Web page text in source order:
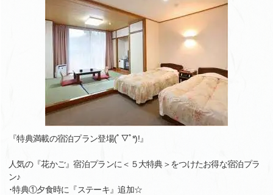
『特典満載の宿泊プラン登場(ﾟ▽ﾟ*)!』
人気の『花かご』宿泊プランに＜５大特典＞をつけたお得な宿泊プラ
ン♪
･特典①夕食時に『ステーキ』追加☆